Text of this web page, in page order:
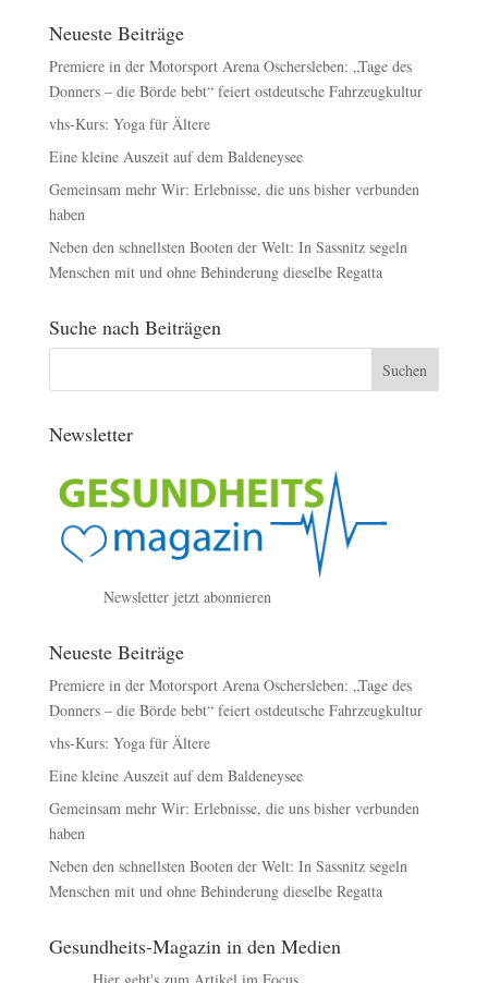
Neueste Beiträge
Premiere in der Motorsport Arena Oschersleben: „Tage des
Donners – die Börde bebt“ feiert ostdeutsche Fahrzeugkultur
vhs-Kurs: Yoga für Ältere
Eine kleine Auszeit auf dem Baldeneysee
Gemeinsam mehr Wir: Erlebnisse, die uns bisher verbunden
haben
Neben den schnellsten Booten der Welt: In Sassnitz segeln
Menschen mit und ohne Behinderung dieselbe Regatta
Suche nach Beiträgen
Newsletter
Newsletter jetzt abonnieren
Neueste Beiträge
Premiere in der Motorsport Arena Oschersleben: „Tage des
Donners – die Börde bebt“ feiert ostdeutsche Fahrzeugkultur
vhs-Kurs: Yoga für Ältere
Eine kleine Auszeit auf dem Baldeneysee
Gemeinsam mehr Wir: Erlebnisse, die uns bisher verbunden
haben
Neben den schnellsten Booten der Welt: In Sassnitz segeln
Menschen mit und ohne Behinderung dieselbe Regatta
Gesundheits-Magazin in den Medien